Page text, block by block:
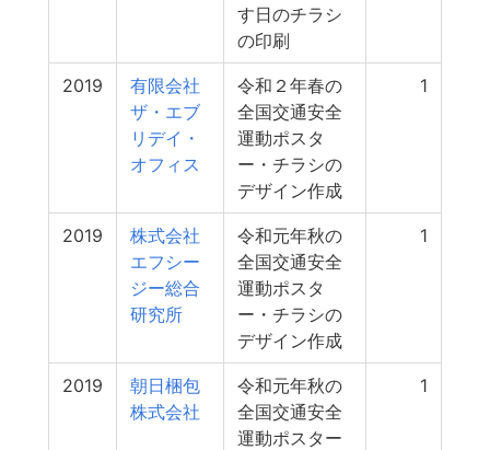
す日のチラシ
の印刷
2019
有限会社
ザ・エブ
リデイ・
オフィス
令和２年春の
全国交通安全
運動ポスタ
ー・チラシの
デザイン作成
1
2019
株式会社
エフシー
ジー総合
研究所
令和元年秋の
全国交通安全
運動ポスタ
ー・チラシの
デザイン作成
1
2019
朝日梱包
株式会社
令和元年秋の
全国交通安全
運動ポスター
1